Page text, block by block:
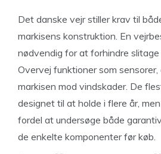
Det danske vejr stiller krav til
markisens konstruktion. En
nødvendig for at forhindre slitage
Overvej funktioner som
markisen mod vindskader. De
designet til at holde i flere år,
fordel at undersøge både
de enkelte komponenter før køb.